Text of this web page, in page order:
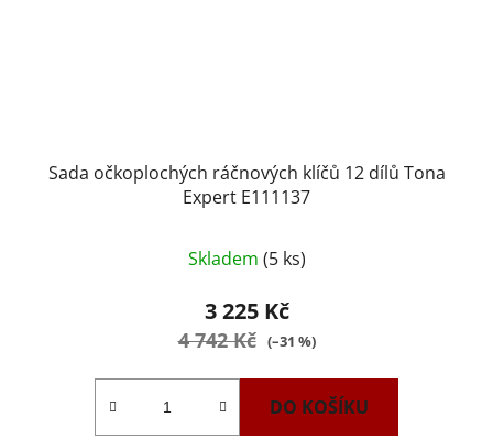
Sada očkoplochých ráčnových klíčů 12 dílů Tona
Expert E111137
hodnocení
produktu
je
Skladem (5 ks)
3 225 Kč
4 742 Kč (–31 %)
DO KOŠÍKU